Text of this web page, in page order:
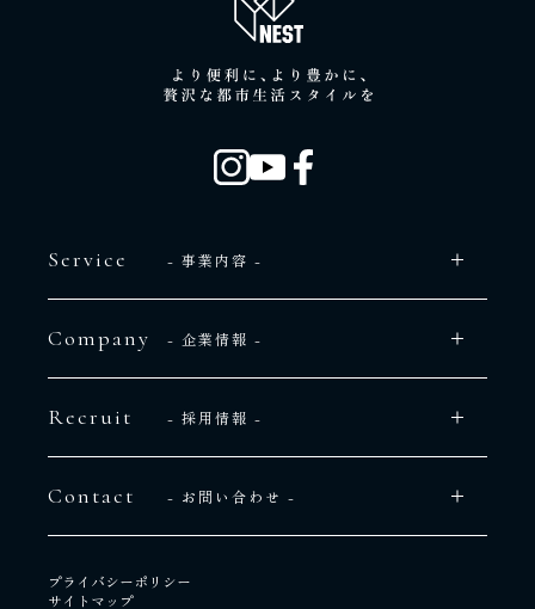
Service - 事業内容 -
Company - 企業情報 -
Recruit - 採用情報 -
Contact - お問い合わせ -
プライバシーポリシー
サイトマップ